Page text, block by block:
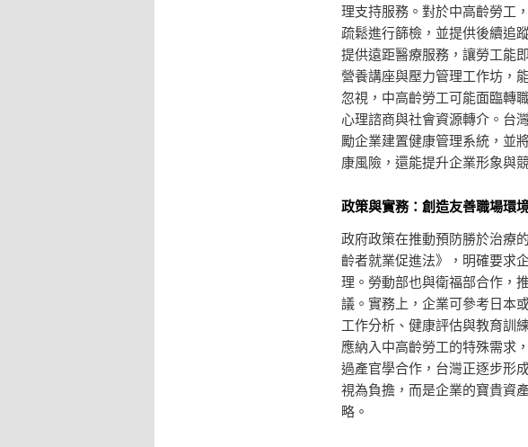
理支持服務。對於中高齡勞工
疏鬆進行篩檢，並提供後續追
提供遠距醫療服務，讓勞工能
營養講座與壓力管理工作坊，
忽視，中高齡勞工可能面臨轉
心理諮商與社會資源轉介。台
勵企業建置健康管理系統，並
康風險，還能提升企業形象與
政策與實務：創造友善職場環
政府政策在推動預防勝於治療
齡者就業促進法》，明確要求
理。勞動部也與衛福部合作，
議。實務上，企業可參考日本
工作分析、健康評估與教育訓
應納入中高齡勞工的特殊需求
過產官學合作，台灣正逐步形
視為負擔，而是企業的寶貴資
略。